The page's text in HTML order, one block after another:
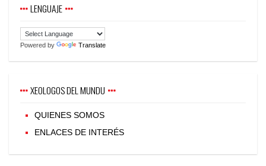
LENGUAJE
Powered by Translate
XEOLOGOS DEL MUNDU
QUIENES SOMOS
ENLACES DE INTERÉS